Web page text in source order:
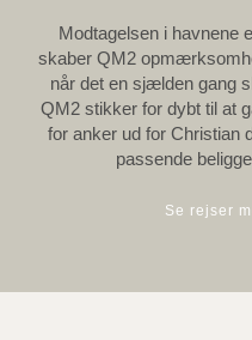
Modtagelsen i havnene
skaber QM2
når det en sjælden gang
QM2 stikker for dybt til at
for anker ud for Christian
passende
Se rejser